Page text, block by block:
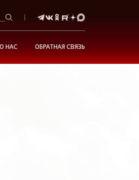
О НАС ОБРАТНАЯ СВЯЗЬ